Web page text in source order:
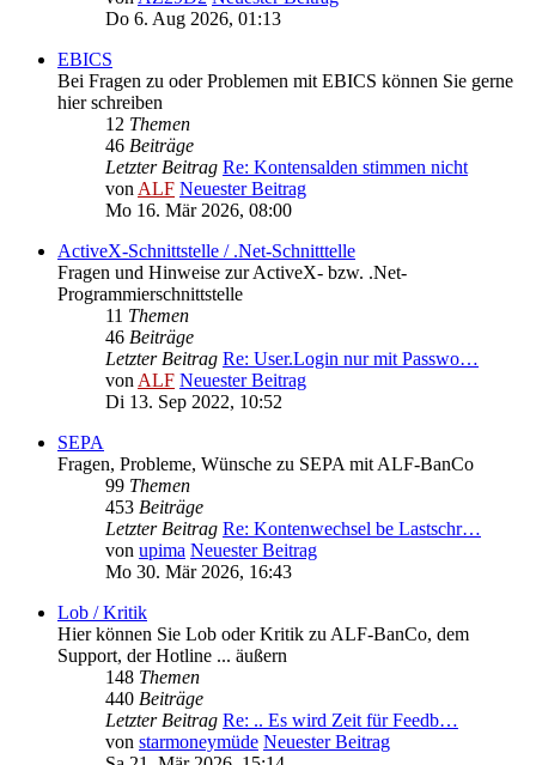
Do 6. Aug 2026, 01:13
EBICS
Bei Fragen zu oder Problemen mit EBICS können Sie gerne
hier schreiben
12 Themen
46 Beiträge
Letzter Beitrag Re: Kontensalden stimmen nicht
vonALF Neuester Beitrag
Mo 16. Mär 2026, 08:00
ActiveX-Schnittstelle / .Net-Schnitttelle
Fragen und Hinweise zur ActiveX- bzw. .Net-
Programmierschnittstelle
11 Themen
46 Beiträge
Letzter Beitrag Re: User.Login nur mit Passwo…
vonALF Neuester Beitrag
Di 13. Sep 2022, 10:52
SEPA
Fragen, Probleme, Wünsche zu SEPA mit ALF-BanCo
99 Themen
453 Beiträge
Letzter Beitrag Re: Kontenwechsel be Lastschr…
von upima Neuester Beitrag
Mo 30. Mär 2026, 16:43
Lob / Kritik
Hier können Sie Lob oder Kritik zu ALF-BanCo, dem
Support, der Hotline ... äußern
148 Themen
440 Beiträge
Letzter Beitrag Re: .. Es wird Zeit für Feedb…
von starmoneymüde Neuester Beitrag